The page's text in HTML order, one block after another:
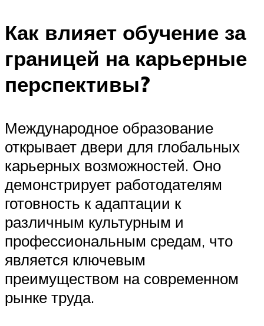
Как влияет обучение за
границей на карьерные
перспективы?
Международное образование
открывает двери для глобальных
карьерных возможностей. Оно
демонстрирует работодателям
готовность к адаптации к
различным культурным и
профессиональным средам, что
является ключевым
преимуществом на современном
рынке труда.